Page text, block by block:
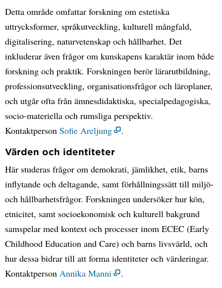
Detta område omfattar forskning om estetiska
uttrycksformer, språkutveckling, kulturell mångfald,
digitalisering, naturvetenskap och hållbarhet. Det
inkluderar även frågor om kunskapens karaktär inom både
forskning och praktik. Forskningen berör lärarutbildning,
professionsutveckling, organisationsfrågor och läroplaner,
och utgår ofta från ämnesdidaktiska, specialpedagogiska,
socio-materiella och rumsliga perspektiv.
Kontaktperson Sofie Areljung .
Värden och identiteter
Här studeras frågor om demokrati, jämlikhet, etik, barns
inflytande och deltagande, samt förhållningssätt till miljö-
och hållbarhetsfrågor. Forskningen undersöker hur kön,
etnicitet, samt socioekonomisk och kulturell bakgrund
samspelar med kontext och processer inom ECEC (Early
Childhood Education and Care) och barns livsvärld, och
hur dessa bidrar till att forma identiteter och värderingar.
Kontaktperson Annika Manni .